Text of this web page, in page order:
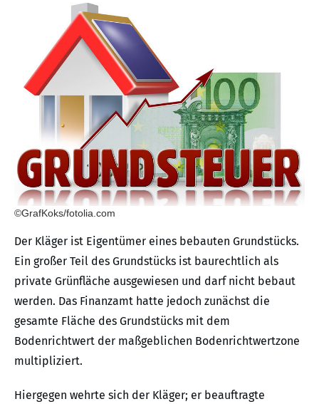
©GrafKoks/fotolia.com
Der Kläger ist Eigentümer eines bebauten Grundstücks.
Ein großer Teil des Grundstücks ist baurechtlich als
private Grünfläche ausgewiesen und darf nicht bebaut
werden. Das Finanzamt hatte jedoch zunächst die
gesamte Fläche des Grundstücks mit dem
Bodenrichtwert der maßgeblichen Bodenrichtwertzone
multipliziert.
Hiergegen wehrte sich der Kläger; er beauftragte